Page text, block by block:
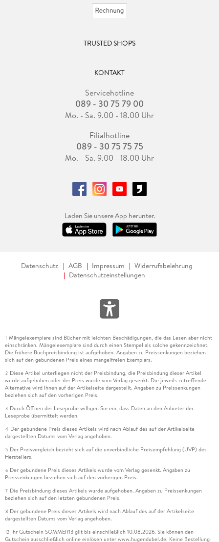
TRUSTED SHOPS
KONTAKT
Servicehotline
089 - 30 75 79 00
Mo. - Sa. 9.00 - 18.00 Uhr
Filialhotline
089 - 30 75 75 75
Mo. - Sa. 9.00 - 18.00 Uhr
Laden Sie unsere App herunter.
Datenschutz AGB Impressum
Widerrufsbelehrung
Datenschutzeinstellungen
1 Mängelexemplare sind Bücher mit leichten Beschädigungen, die das Lesen aber nicht
einschränken. Mängelexemplare sind durch einen Stempel als solche gekennzeichnet.
Die frühere Buchpreisbindung ist aufgehoben. Angaben zu Preissenkungen beziehen
sich auf den gebundenen Preis eines mangelfreien Exemplars.
2 Diese Artikel unterliegen nicht der Preisbindung, die Preisbindung dieser Artikel
wurde aufgehoben oder der Preis wurde vom Verlag gesenkt. Die jeweils zutreffende
Alternative wird Ihnen auf der Artikelseite dargestellt. Angaben zu Preissenkungen
beziehen sich auf den vorherigen Preis.
3 Durch Öffnen der Leseprobe willigen Sie ein, dass Daten an den Anbieter der
Leseprobe übermittelt werden.
4 Der gebundene Preis dieses Artikels wird nach Ablauf des auf der Artikelseite
dargestellten Datums vom Verlag angehoben.
5 Der Preisvergleich bezieht sich auf die unverbindliche Preisempfehlung (UVP) des
Herstellers.
6 Der gebundene Preis dieses Artikels wurde vom Verlag gesenkt. Angaben zu
Preissenkungen beziehen sich auf den vorherigen Preis.
7 Die Preisbindung dieses Artikels wurde aufgehoben. Angaben zu Preissenkungen
beziehen sich auf den letzten gebundenen Preis.
8 Der gebundene Preis dieses Artikels wird nach Ablauf des auf der Artikelseite
dargestellten Datums vom Verlag angehoben.
12 Ihr Gutschein SOMMER13 gilt bis einschließlich 10.08.2026. Sie können den
Gutschein ausschließlich online einlösen unter www.hugendubel.de. Keine Bestellung